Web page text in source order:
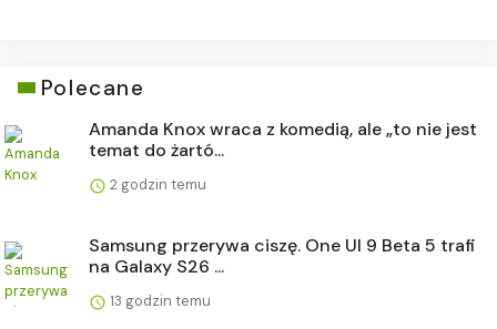
Polecane
Amanda Knox wraca z komedią, ale „to nie jest
temat do żartó...
2 godzin temu
Samsung przerywa ciszę. One UI 9 Beta 5 trafi
na Galaxy S26 ...
13 godzin temu